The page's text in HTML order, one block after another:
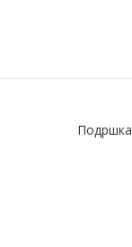
Подршка